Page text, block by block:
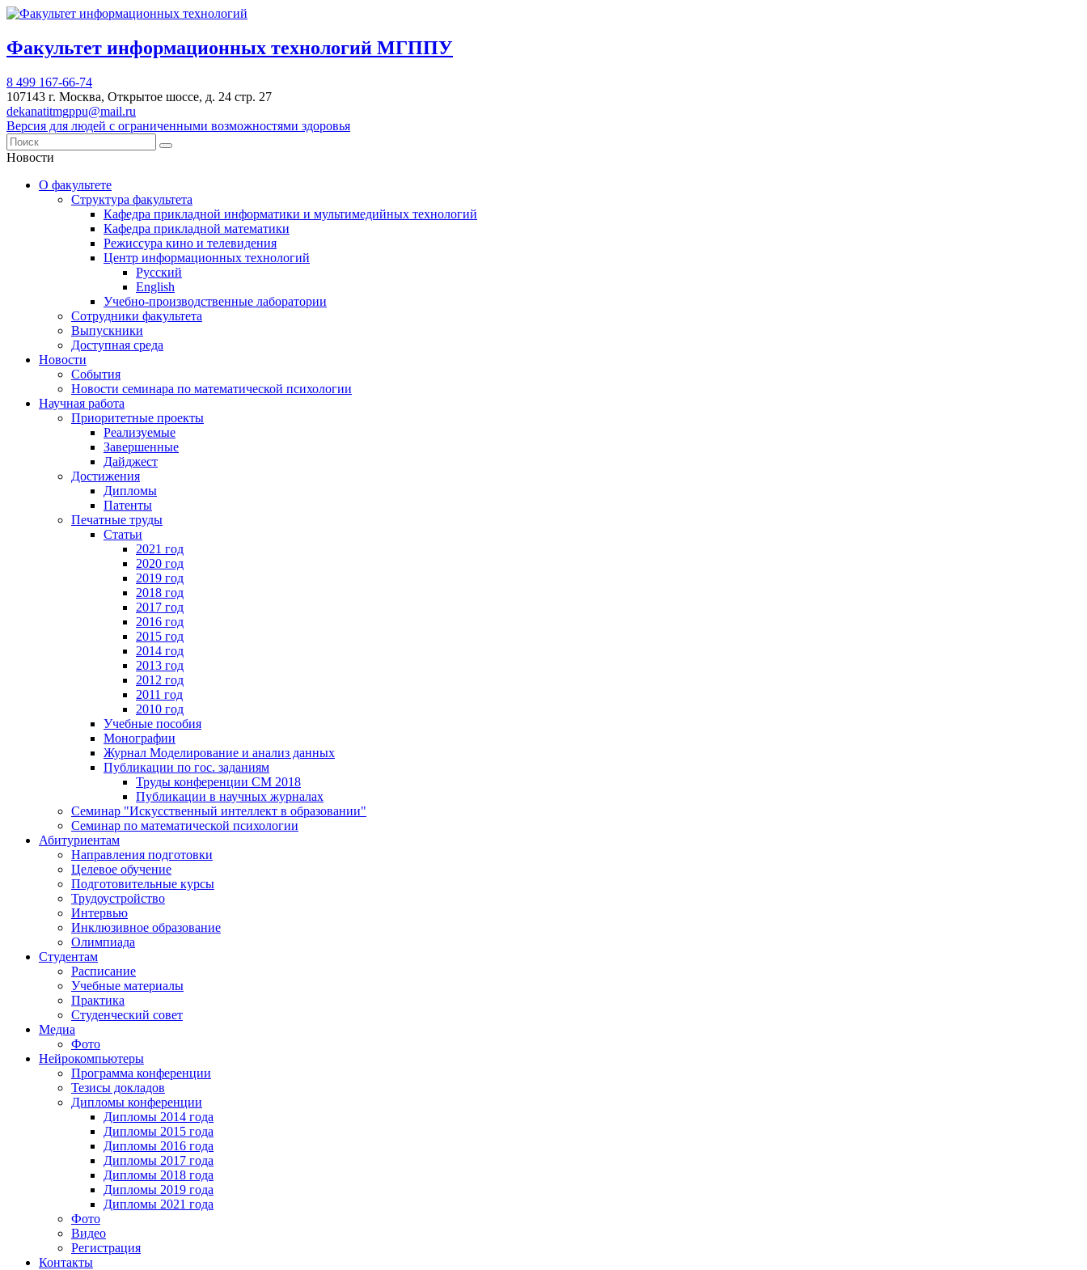
Факультет информационных технологий МГППУ
8 499 167-66-74
107143 г. Москва, Открытое шоссе, д. 24 стр. 27
dekanatitmgppu@mail.ru
Версия для людей с ограниченными возможностями здоровья
Новости
О факультете
Структура факультета
Кафедра прикладной информатики и мультимедийных технологий
Кафедра прикладной математики
Режиссура кино и телевидения
Центр информационных технологий
Русский
English
Учебно-производственные лаборатории
Сотрудники факультета
Выпускники
Доступная среда
Новости
События
Новости семинара по математической психологии
Научная работа
Приоритетные проекты
Реализуемые
Завершенные
Дайджест
Достижения
Дипломы
Патенты
Печатные труды
Статьи
2021 год
2020 год
2019 год
2018 год
2017 год
2016 год
2015 год
2014 год
2013 год
2012 год
2011 год
2010 год
Учебные пособия
Монографии
Журнал Моделирование и анализ данных
Публикации по гос. заданиям
Труды конференции CM 2018
Публикации в научных журналах
Семинар "Искусственный интеллект в образовании"
Семинар по математической психологии
Абитуриентам
Направления подготовки
Целевое обучение
Подготовительные курсы
Трудоустройство
Интервью
Инклюзивное образование
Олимпиада
Студентам
Расписание
Учебные материалы
Практика
Студенческий совет
Медиа
Фото
Нейрокомпьютеры
Программа конференции
Тезисы докладов
Дипломы конференции
Дипломы 2014 года
Дипломы 2015 года
Дипломы 2016 года
Дипломы 2017 года
Дипломы 2018 года
Дипломы 2019 года
Дипломы 2021 года
Фото
Видео
Регистрация
Контакты